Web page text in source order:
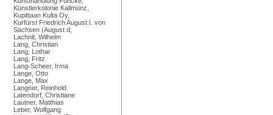
Künstlerkolonie Kallmünz,
Kupittaan Kulta Oy,
Kurfürst Friedrich August I. von
Sachsen (August d,
Lachnit, Wilhelm
Lang, Christian
Lang, Lothar
Lang, Fritz
Lang-Scheer, Irma
Lange, Otto
Lange, Max
Langner, Reinhold
Latendorf, Christiane
Lautner, Matthias
Leber, Wolfgang